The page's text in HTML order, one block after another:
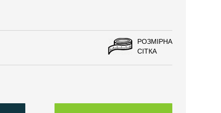
РОЗМІРНА
СІТКА